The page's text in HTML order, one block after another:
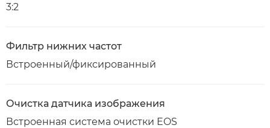
3:2
Фильтр нижних частот
Встроенный/фиксированный
Очистка датчика изображения
Встроенная система очистки EOS